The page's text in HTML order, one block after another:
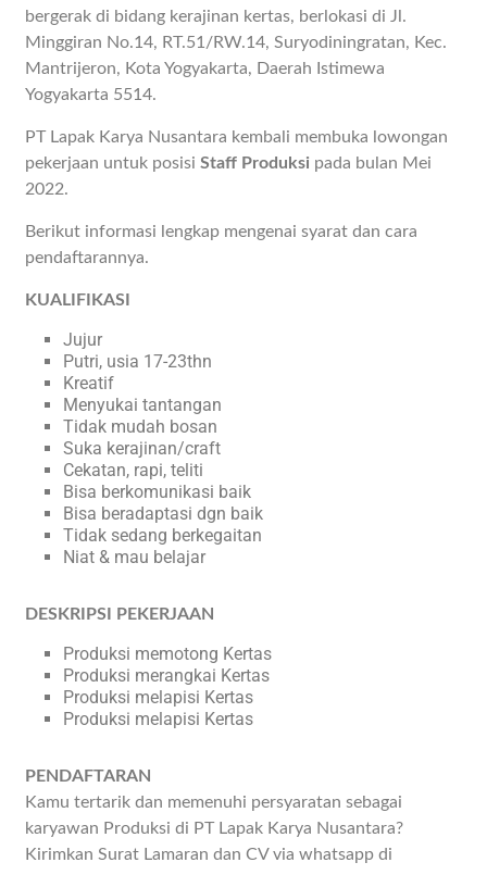
bergerak di bidang kerajinan kertas, berlokasi di Jl.
Minggiran No.14, RT.51/RW.14, Suryodiningratan, Kec.
Mantrijeron, Kota Yogyakarta, Daerah Istimewa
Yogyakarta 5514.
PT Lapak Karya Nusantara kembali membuka lowongan
pekerjaan untuk posisiStaff Produksi pada bulan Mei
2022.
Berikut informasi lengkap mengenai syarat dan cara
pendaftarannya.
KUALIFIKASI
Jujur
Putri, usia 17-23thn
Kreatif
Menyukai tantangan
Tidak mudah bosan
Suka kerajinan/craft
Cekatan, rapi, teliti
Bisa berkomunikasi baik
Bisa beradaptasi dgn baik
Tidak sedang berkegaitan
Niat & mau belajar
DESKRIPSI PEKERJAAN
Produksi memotong Kertas
Produksi merangkai Kertas
Produksi melapisi Kertas
Produksi melapisi Kertas
PENDAFTARAN
Kamu tertarik dan memenuhi persyaratan sebagai
karyawan Produksi di PT Lapak Karya Nusantara?
Kirimkan Surat Lamaran dan CV via whatsapp di